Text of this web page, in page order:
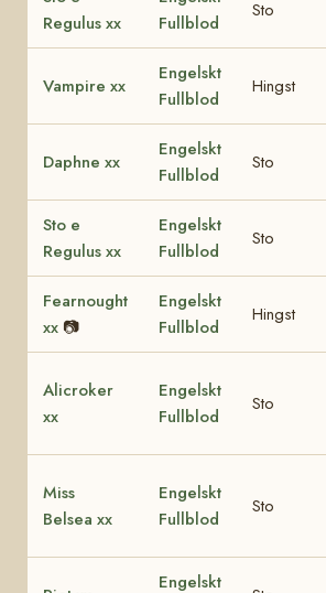
Regulus xx
Fullblod
Sto
Vampire xx
Engelskt
Fullblod
Hingst
Daphne xx
Engelskt
Fullblod
Sto
Sto e
Regulus xx
Engelskt
Fullblod
Sto
Fearnought
xx 📷
Engelskt
Fullblod
Hingst
Alicroker
xx
Engelskt
Fullblod
Sto
Miss
Belsea xx
Engelskt
Fullblod
Sto
Engelskt